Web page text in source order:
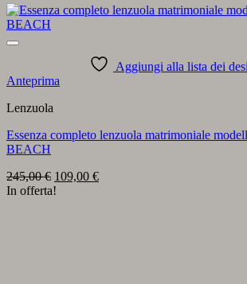
Aggiungi alla lista dei
Anteprima
Lenzuola
Essenza completo lenzuola matrimoniale
BEACH
245,00€ Il
prezzo
109,00 €Il
In offerta!